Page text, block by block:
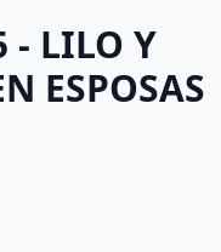
- LILO Y
ESPOSAS